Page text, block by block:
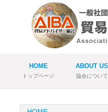
HOME
トップページ
ABOUT US
協会について